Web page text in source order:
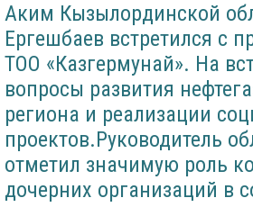
Аким Кызылординской
Ергешбаев встретился с
ТОО «Казгермунай». На
вопросы развития
региона и реализации
проектов.Руководитель
отметил значимую роль
дочерних организаций в